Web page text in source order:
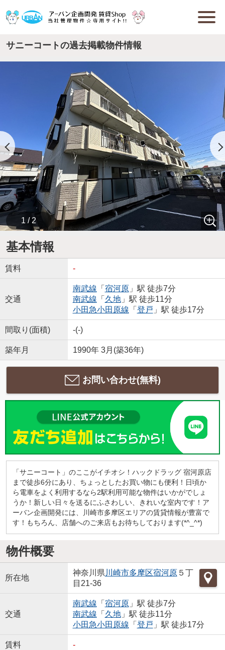
サニーコートの過去掲載物件情報
1 / 2
基本情報
賃料 -
交通
南武線 「 宿河原」駅 徒歩7分
南武線 「 久地」駅 徒歩11分
小田急小田原線 「 登戸 」駅 徒歩17分
間取り(面積) -(-)
築年月 1990年 3月(築36年)
お問い合わせ(無料)
「サニーコート」のここがイチオシ！ハックドラッグ 宿河原店
まで徒歩6分にあり、ちょっとしたお買い物にも便利！日頃か
ら電車をよく利用するなら2駅利用可能な物件はいかがでしょ
うか！新しい日々を送るにふさわしい、きれいな室内です！ア
ーバン企画開発には、川崎市多摩区エリアの賃貸情報が豊富で
す！もちろん、店舗へのご来店もお待ちしております(*^_^*)
物件概要
所在地
神奈川県 川崎市多摩区宿河原５丁
目21-36
交通
南武線 「 宿河原」駅 徒歩7分
南武線 「 久地」駅 徒歩11分
小田急小田原線 「 登戸 」駅 徒歩17分
賃料 -